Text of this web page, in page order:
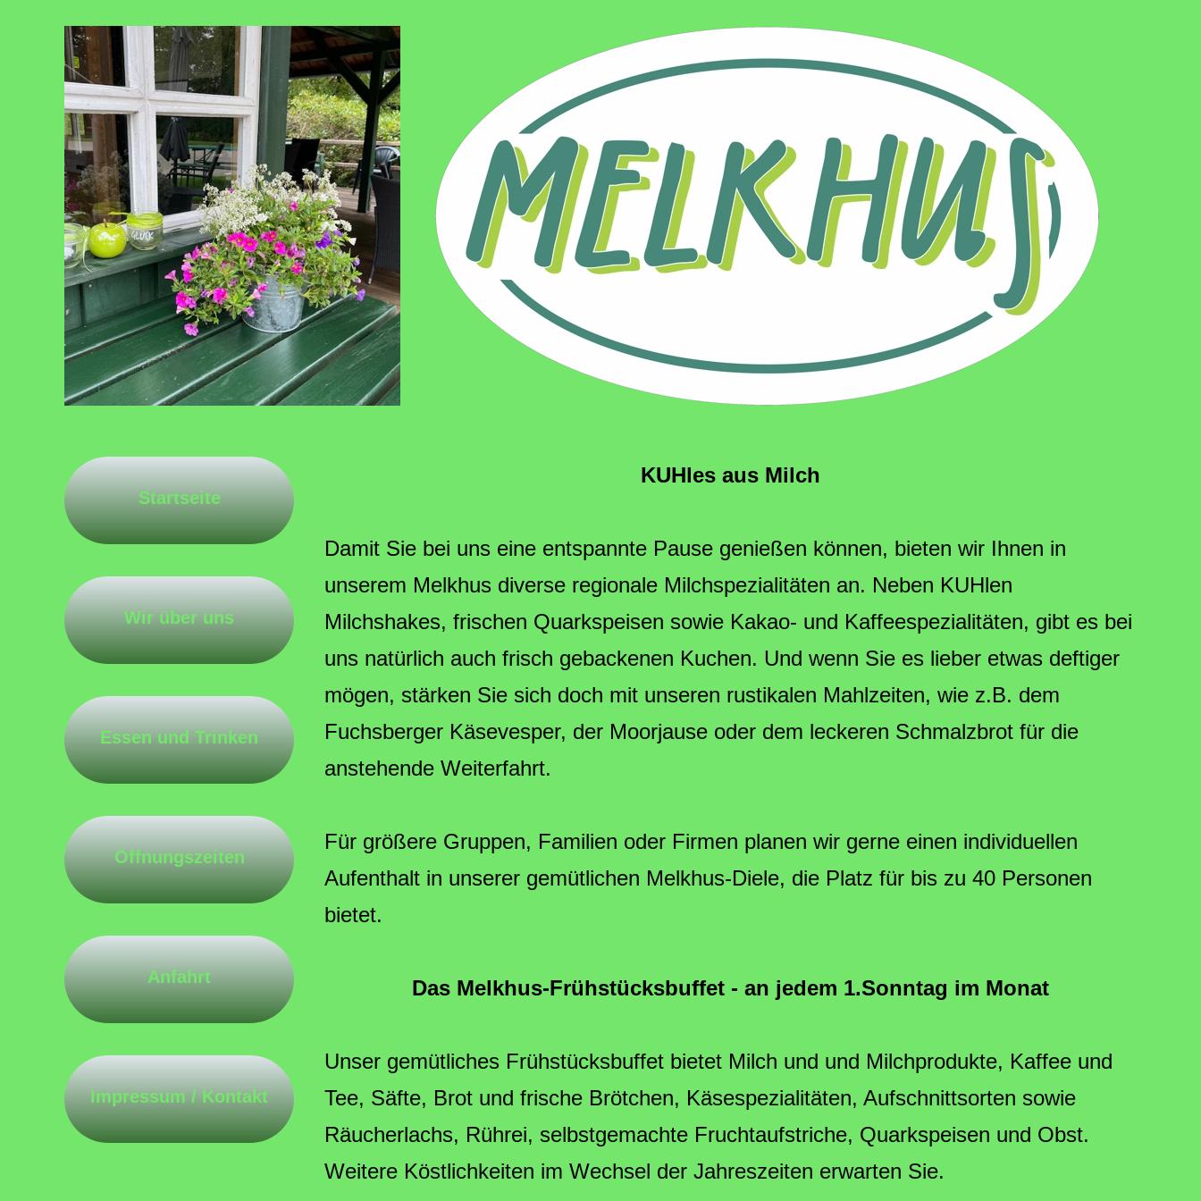
Startseite
Wir über uns
Essen und Trinken
Öffnungszeiten
Anfahrt
Impressum / Kontakt
KUHles aus Milch
Damit Sie bei uns eine entspannte Pause genießen können, bieten wir Ihnen in
unserem Melkhus diverse regionale Milchspezialitäten an. Neben KUHlen
Milchshakes, frischen Quarkspeisen sowie Kakao- und Kaffeespezialitäten, gibt es bei
uns natürlich auch frisch gebackenen Kuchen. Und wenn Sie es lieber etwas deftiger
mögen, stärken Sie sich doch mit unseren rustikalen Mahlzeiten, wie z.B. dem
Fuchsberger Käsevesper, der Moorjause oder dem leckeren Schmalzbrot für die
anstehende Weiterfahrt.
Für größere Gruppen, Familien oder Firmen planen wir gerne einen individuellen
Aufenthalt in unserer gemütlichen Melkhus-Diele, die Platz für bis zu 40 Personen
bietet.
Das Melkhus-Frühstücksbuffet - an jedem 1.Sonntag im Monat
Unser gemütliches Frühstücksbuffet bietet Milch und und Milchprodukte, Kaffee und
Tee, Säfte, Brot und frische Brötchen, Käsespezialitäten, Aufschnittsorten sowie
Räucherlachs, Rührei, selbstgemachte Fruchtaufstriche, Quarkspeisen und Obst.
Weitere Köstlichkeiten im Wechsel der Jahreszeiten erwarten Sie.